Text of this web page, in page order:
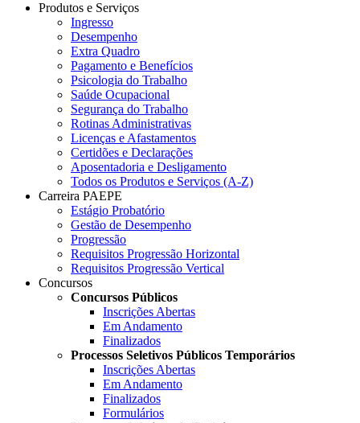
Produtos e Serviços
Ingresso
Desempenho
Extra Quadro
Pagamento e Benefícios
Psicologia do Trabalho
Saúde Ocupacional
Segurança do Trabalho
Rotinas Administrativas
Licenças e Afastamentos
Certidões e Declarações
Aposentadoria e Desligamento
Todos os Produtos e Serviços (A-Z)
Carreira PAEPE
Estágio Probatório
Gestão de Desempenho
Progressão
Requisitos Progressão Horizontal
Requisitos Progressão Vertical
Concursos
Concursos Públicos
Inscrições Abertas
Em Andamento
Finalizados
Processos Seletivos Públicos Temporários
Inscrições Abertas
Em Andamento
Finalizados
Formulários